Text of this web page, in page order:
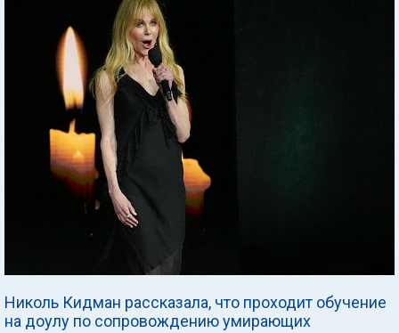
Николь Кидман рассказала, что проходит обучение
на доулу по сопровождению умирающих